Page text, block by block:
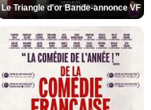
Le Triangle d'or Bande-annonce VF